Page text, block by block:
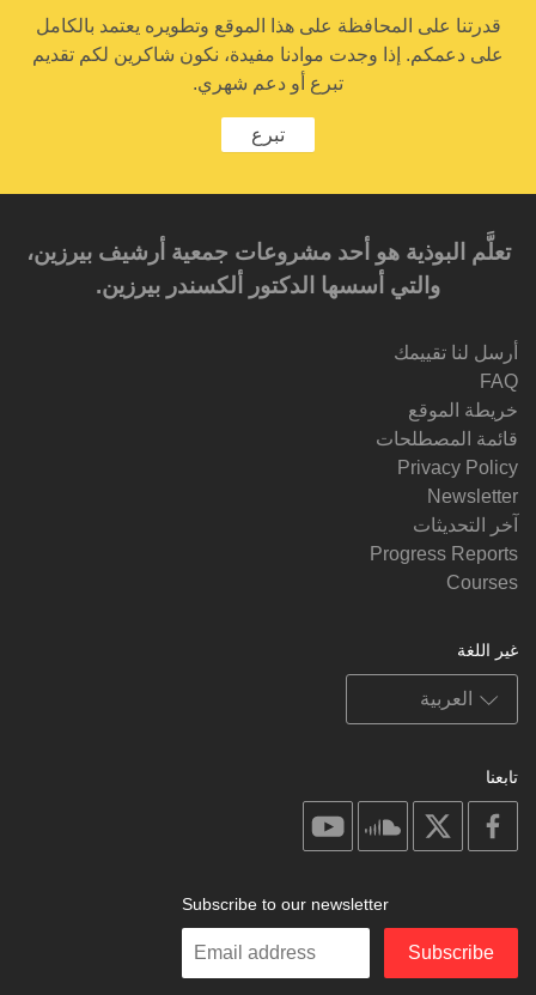
قدرتنا على المحافظة على هذا الموقع وتطويره يعتمد بالكامل
على دعمكم. إذا وجدت موادنا مفيدة، نكون شاكرين لكم تقديم
تبرع أو دعم شهري.
تبرع
تعلَّم البوذية هو أحد مشروعات جمعية أرشيف بيرزين،
والتي أسسها الدكتور ألكسندر بيرزين.‎‎
أرسل لنا تقييمك
FAQ
خريطة الموقع
قائمة المصطلحات
Privacy Policy
Newsletter
آخر التحديثات
Progress Reports
Courses
غير اللغة
تابعنا
facebook
soundcloud
Subscribe to our newsletter
Enter
Subscribe